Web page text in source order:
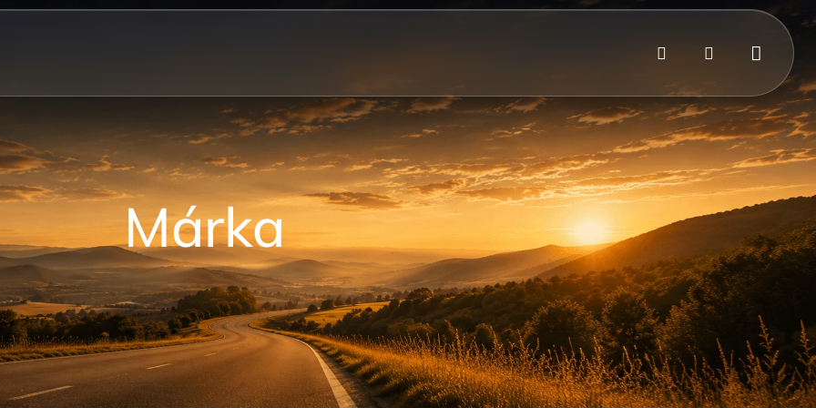
Bejelentkezés
Kosár
Márka